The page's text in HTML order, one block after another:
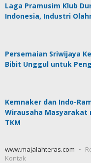
Laga Pramusim Klub
Indonesia, Industri
Persemaian Sriwijaya
Bibit Unggul untuk
Kemnaker dan Indo-
Wirausaha Masyarakat
TKM
www.majalahteras.com
Kontak